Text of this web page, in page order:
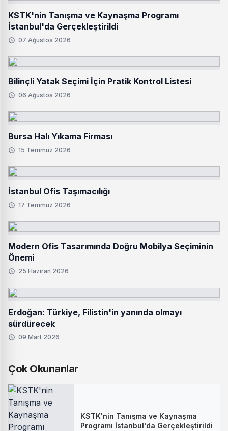
KSTK'nin Tanışma ve Kaynaşma Programı
İstanbul'da Gerçekleştirildi
07 Ağustos 2026
Bilinçli Yatak Seçimi İçin Pratik Kontrol Listesi
06 Ağustos 2026
Bursa Halı Yıkama Firması
15 Temmuz 2026
İstanbul Ofis Taşımacılığı
17 Temmuz 2026
Modern Ofis Tasarımında Doğru Mobilya Seçiminin
Önemi
25 Haziran 2026
Erdoğan: Türkiye, Filistin'in yanında olmayı
sürdürecek
09 Mart 2026
Çok Okunanlar
KSTK'nin Tanışma ve Kaynaşma
Programı İstanbul'da Gerçekleştirildi